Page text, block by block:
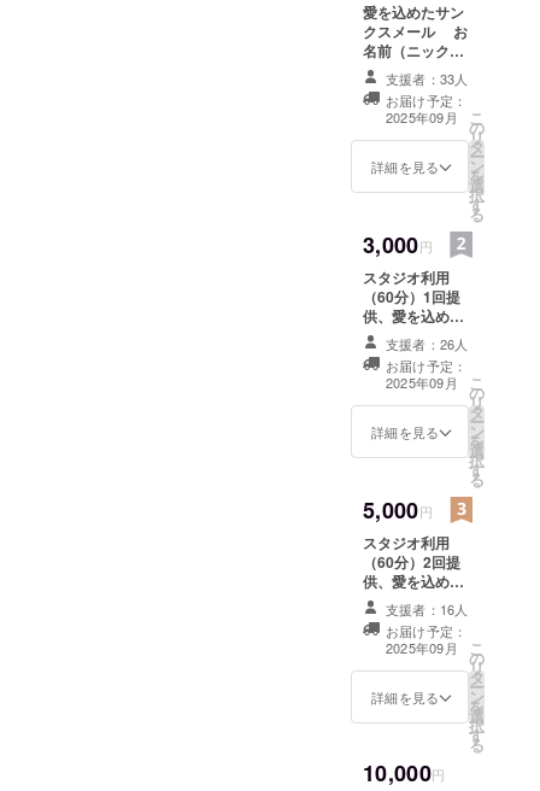
愛を込めたサン
クスメール お
名前（ニック
ネームでもOK）
については任意
で備考欄に書い
ていただけると
嬉しいです。
支援者：33人
お届け予定：
2025年09月
詳細を見る
こ
の
リ
タ
ー
ン
を
選
択
す
る
3,000円
スタジオ利用
（60分）1回提
供、愛を込めた
サンクスメール
有効期限：2025
年12月末
支援者：26人
お届け予定：
2025年09月
詳細を見る
こ
の
リ
タ
ー
ン
を
選
択
す
る
5,000円
スタジオ利用
（60分）2回提
供、愛を込めた
サンクスメール
有効期限：2025
年12月末
支援者：16人
お届け予定：
2025年09月
詳細を見る
こ
の
リ
タ
ー
ン
を
選
択
す
る
10,000円